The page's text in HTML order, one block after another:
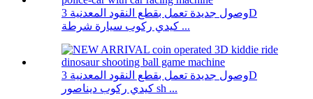
وصول جديدة تعمل بقطع النقود المعدنية 3D
كيدي ركوب سيارة شرطة ...
وصول جديدة تعمل بقطع النقود المعدنية 3D
كيدي ركوب ديناصور sh ...